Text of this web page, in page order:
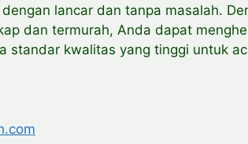
lancar dan tanpa masalah.
dan termurah, Anda dapat
standar kwalitas yang tinggi untuk